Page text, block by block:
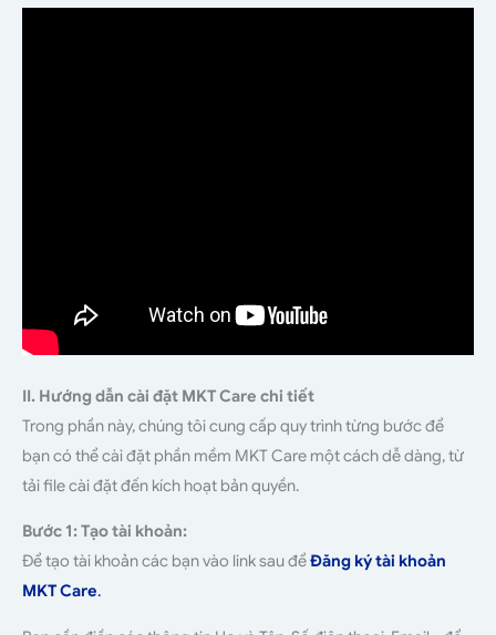
II. Hướng dẫn cài đặt MKT Care chi tiết
Trong phần này, chúng tôi cung cấp quy trình từng bước để
bạn có thể cài đặt phần mềm MKT Care một cách dễ dàng, từ
tải file cài đặt đến kích hoạt bản quyền.
Bước 1: Tạo tài khoản:
Để tạo tài khoản các bạn vào link sau đểĐăng ký tài khoản
MKT Care.